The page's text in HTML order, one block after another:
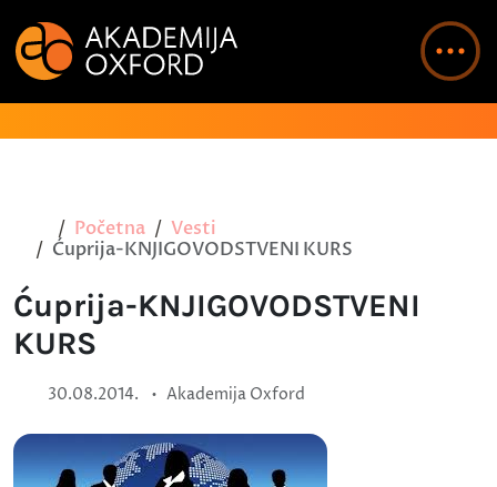
Početna
Vesti
Ćuprija-KNJIGOVODSTVENI KURS
Ćuprija-KNJIGOVODSTVENI
KURS
30.08.2014. • Akademija Oxford